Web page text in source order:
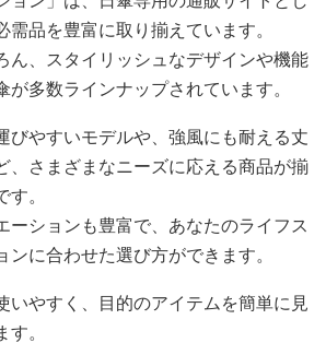
需品を豊富に取り揃えています。
ん、スタイリッシュなデザインや機能
が多数ラインナップされています。
びやすいモデルや、強風にも耐える丈
、さまざまなニーズに応える商品が揃
す。
ーションも豊富で、あなたのライフス
ンに合わせた選び方ができます。
いやすく、目的のアイテムを簡単に見
。